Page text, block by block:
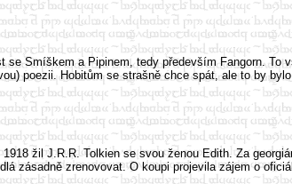
Smíškem a Pipinem, tedy především Fangorn.
poezii. Hobitům se strašně chce spát, ale to by
žil J.R.R. Tolkien se svou ženou Edith. Za
zásadně zrenovovat. O koupi projevila zájem o